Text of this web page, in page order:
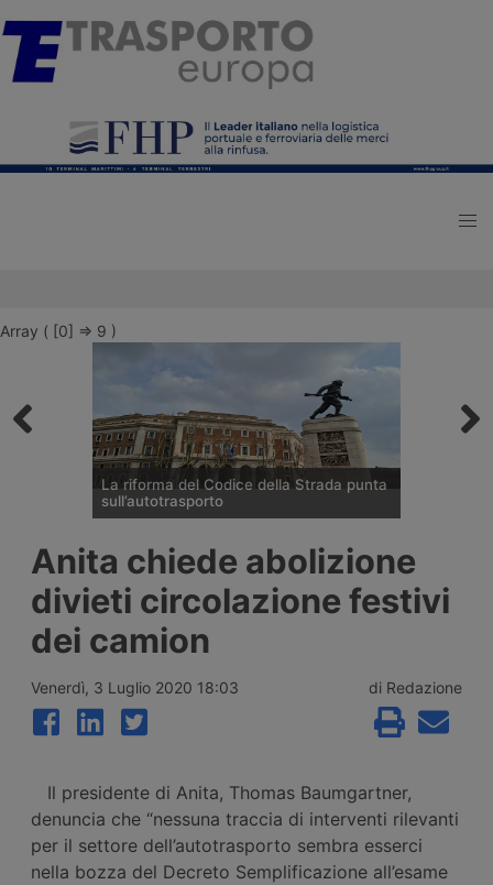
Array ( [0] => 9 )
La riforma del Codice della Strada punta
sull’autotrasporto
fine di luglio 2026 le linee della riforma del
Codice della Strada: patente C1 a 17 anni,
guida senza Cqc per un anno,
riorganizzazione delle sanzioni in 21 fasce,
digitalizzazione dei documenti e nuovo
ruolo per gli ausiliari di Polizia Stradale.
Anita chiede abolizione
divieti circolazione festivi
dei camion
Venerdì, 3 Luglio 2020 18:03 di Redazione
Il presidente di Anita, Thomas Baumgartner,
denuncia che “nessuna traccia di interventi rilevanti
per il settore dell’autotrasporto sembra esserci
nella bozza del Decreto Semplificazione all’esame